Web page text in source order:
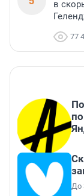
в
77
До